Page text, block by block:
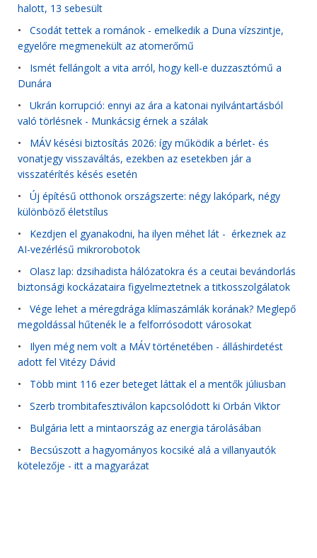
halott, 13 sebesült
• Csodát tettek a románok - emelkedik a Duna vízszintje,
egyelőre megmenekült az atomerőmű
• Ismét fellángolt a vita arról, hogy kell-e duzzasztómű a
Dunára
• Ukrán korrupció: ennyi az ára a katonai nyilvántartásból
való törlésnek - Munkácsig érnek a szálak
• MÁV késési biztosítás 2026: így működik a bérlet- és
vonatjegy visszaváltás, ezekben az esetekben jár a
visszatérítés késés esetén
• Új építésű otthonok országszerte: négy lakópark, négy
különböző életstílus
• Kezdjen el gyanakodni, ha ilyen méhet lát - érkeznek az
AI-vezérlésű mikrorobotok
• Olasz lap: dzsihadista hálózatokra és a ceutai bevándorlás
biztonsági kockázataira figyelmeztetnek a titkosszolgálatok
• Vége lehet a méregdrága klímaszámlák korának? Meglepő
megoldással hűtenék le a felforrósodott városokat
• Ilyen még nem volt a MÁV történetében - álláshirdetést
adott fel Vitézy Dávid
• Több mint 116 ezer beteget láttak el a mentők júliusban
• Szerb trombitafesztiválon kapcsolódott ki Orbán Viktor
• Bulgária lett a mintaország az energia tárolásában
• Becsúszott a hagyományos kocsiké alá a villanyautók
kötelezője - itt a magyarázat